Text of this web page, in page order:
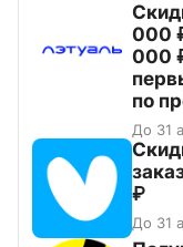
000
000
по
До 31
₽
До 31